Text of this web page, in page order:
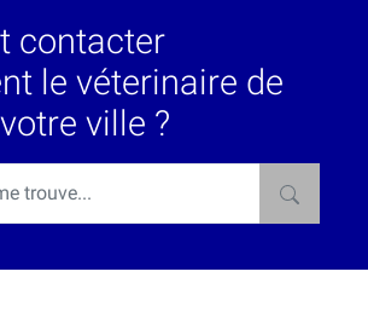
contacter
le véterinaire de
ville ?